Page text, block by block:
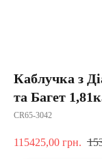
Каблучка з
та Багет
CR65-3042
115425,00 грн.